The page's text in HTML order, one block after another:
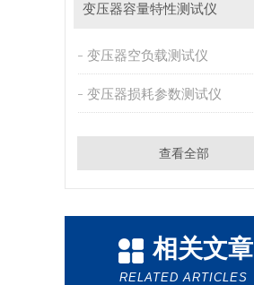
变压器容量特性测试仪
变压器空负载测试仪
变压器损耗参数测试仪
查看全部
相关文章
RELATED ARTICLES